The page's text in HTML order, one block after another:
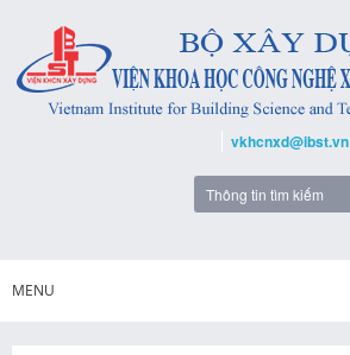
vkhcnxd@ibst.vn
MENU